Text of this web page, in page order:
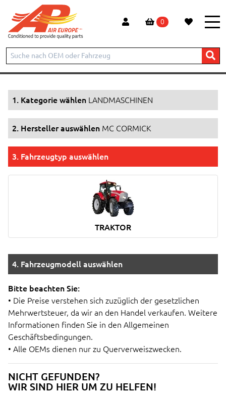
0
Start Produkte LANDMASCHINEN
NICHT GEFUNDEN?
WIR SIND HIER UM ZU HELFEN!
1. Kategorie wählen LANDMASCHINEN
2. Hersteller auswählen MC CORMICK
3. Fahrzeugtyp auswählen
TRAKTOR
4. Fahrzeugmodell auswählen
Bitte beachten Sie:
• Die Preise verstehen sich zuzüglich der gesetzlichen
Mehrwertsteuer, da wir an den Handel verkaufen. Weitere
Informationen finden Sie in den Allgemeinen
Geschäftsbedingungen.
• Alle OEMs dienen nur zu Querverweiszwecken.